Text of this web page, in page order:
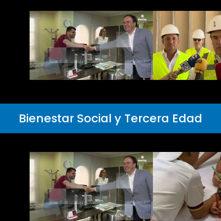
Bienestar Social y Tercera Edad